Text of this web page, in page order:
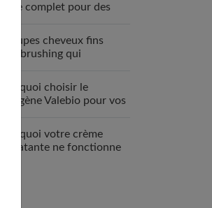
guide complet pour des
7 coupes cheveux fins
sans brushing qui
Pourquoi choisir le
collagène Valebio pour vos
Pourquoi votre crème
hydratante ne fonctionne